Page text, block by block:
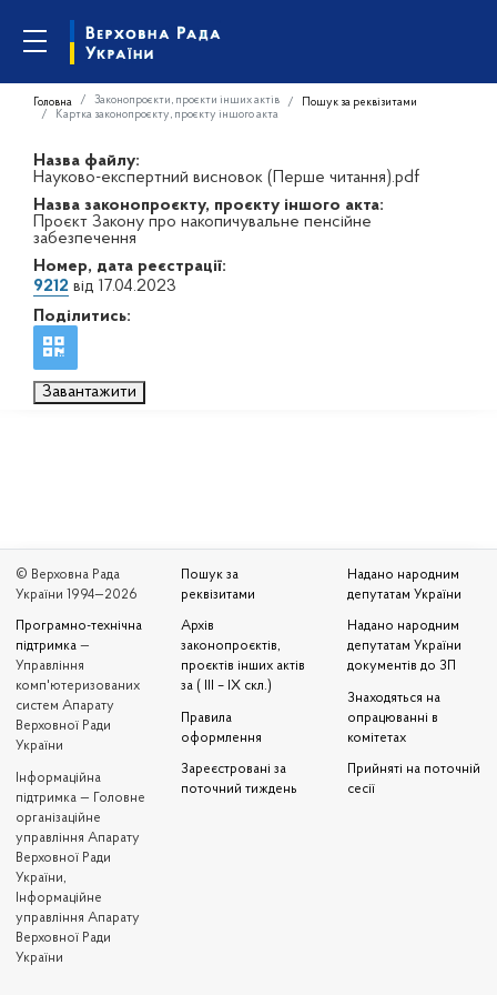
Головна Законопроєкти, проєкти інших актів
Пошук за реквізитами
Картка законопроєкту, проєкту іншого акта
Назва файлу:
Науково-експертний висновок (Перше читання).pdf
Назва законопроєкту, проєкту іншого акта:
Проєкт Закону про накопичувальне пенсійне
забезпечення
Номер, дата реєстрації:
9212 від 17.04.2023
Поділитись:
Завантажити
© Верховна Рада
України 1994—2026
Програмно-технічна
підтримка —
Управління
комп'ютеризованих
систем Апарату
Верховної Ради
України
Iнформаційна
підтримка — Головне
організаційне
управління Апарату
Верховної Ради
України,
Інформаційне
управління Апарату
Верховної Ради
України
Пошук за
реквізитами
Архів
законопроєктів,
проєктів інших актів
за ( III – IX скл.)
Правила
оформлення
Зареєстровані за
поточний тиждень
Надано народним
депутатам України
Надано народним
депутатам України
документів до ЗП
Знаходяться на
опрацюванні в
комітетах
Прийняті на поточній
сесії